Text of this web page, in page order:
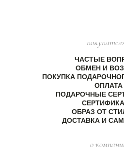
ЧАСТЫЕ
ОБМЕН И
ПОКУПКА
ОПЛАТА
ПОДАРОЧНЫЕ
ОБРАЗ ОТ
ДОСТАВКА И
о